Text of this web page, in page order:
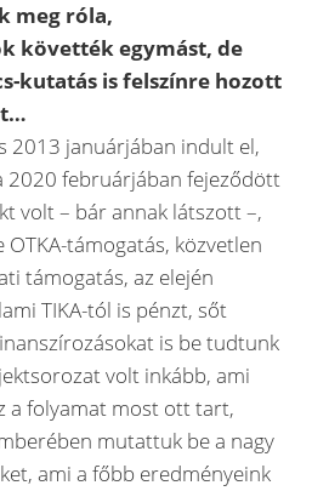
meg róla,
követték egymást, de
kutatás is felszínre hozott
2013 januárjában indult el,
2020 februárjában fejeződött
volt – bár annak látszott –,
támogatás, közvetlen
támogatás, az elején
TIKA-tól is pénzt, sőt
is be tudtunk
volt inkább, ami
a folyamat most ott tart,
mutattuk be a nagy
ami a főbb eredményeink